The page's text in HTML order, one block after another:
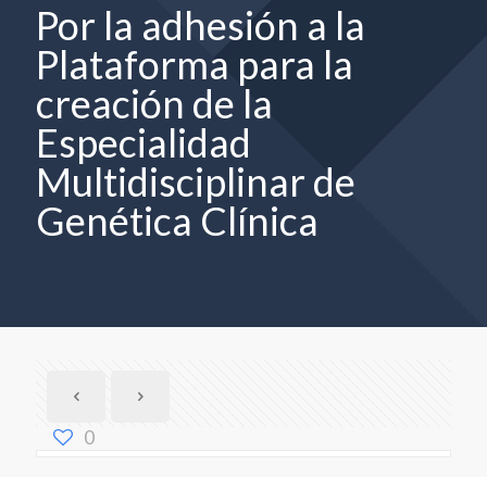
Por la adhesión a la
Plataforma para la
creación de la
Especialidad
Multidisciplinar de
Genética Clínica
0